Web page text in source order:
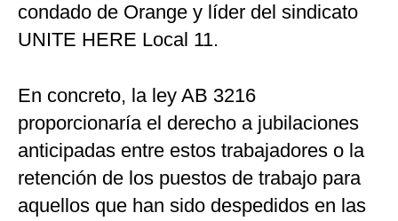
condado de Orange y líder del sindicato
UNITE HERE Local 11.
En concreto, la ley AB 3216
proporcionaría el derecho a jubilaciones
anticipadas entre estos trabajadores o la
retención de los puestos de trabajo para
aquellos que han sido despedidos en las